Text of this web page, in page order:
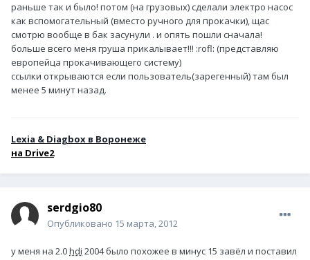
раньше так и было! потом (на грузовых) сделали электро насос
как вспомогательный (вместо ручного для прокачки), щас
смотрю вообще в бак засунули . и опять пошли сначала!
больше всего меня груша прикалывает!!! :rofl: (представляю
европейца прокачивающего систему)
ссылки открываются если пользователь(зарегенный) там был
менее 5 минут назад.
Lexia & Diagbox в Воронеже
на Drive2
serdgio80
Опубликовано 15 марта, 2012
у меня на 2.0hdi 2004 было похожее в минус 15 завёл и поставил